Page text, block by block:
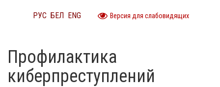
РУС БЕЛ ENG Версия для слабовидящих
Профилактика
киберпреступлений